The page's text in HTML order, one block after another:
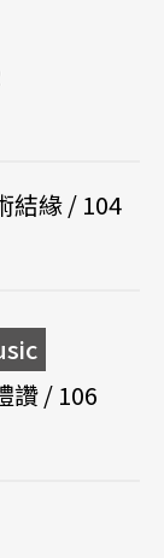
結緣 / 104
讚 / 106